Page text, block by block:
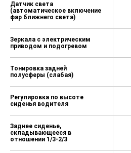
Датчик света
(автоматическое включение
фар ближнего света)
Зеркала с электрическим
приводом и подогревом
Тонировка задней
полусферы (слабая)
Регулировка по высоте
сиденья водителя
Заднее сиденье,
складывающееся в
отношении 1/3-2/3